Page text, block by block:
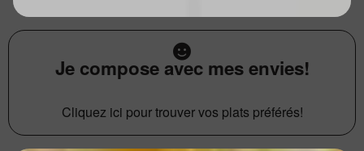
Je compose avec mes envies!
Cliquez ici pour trouver vos plats préférés!